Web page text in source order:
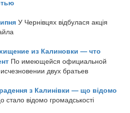
У Чернівцях відбулася акція
из Калиновки — что
По имеющейся официальной
двух братьев
з Калинівки — що відомо
стало відомо громадськості